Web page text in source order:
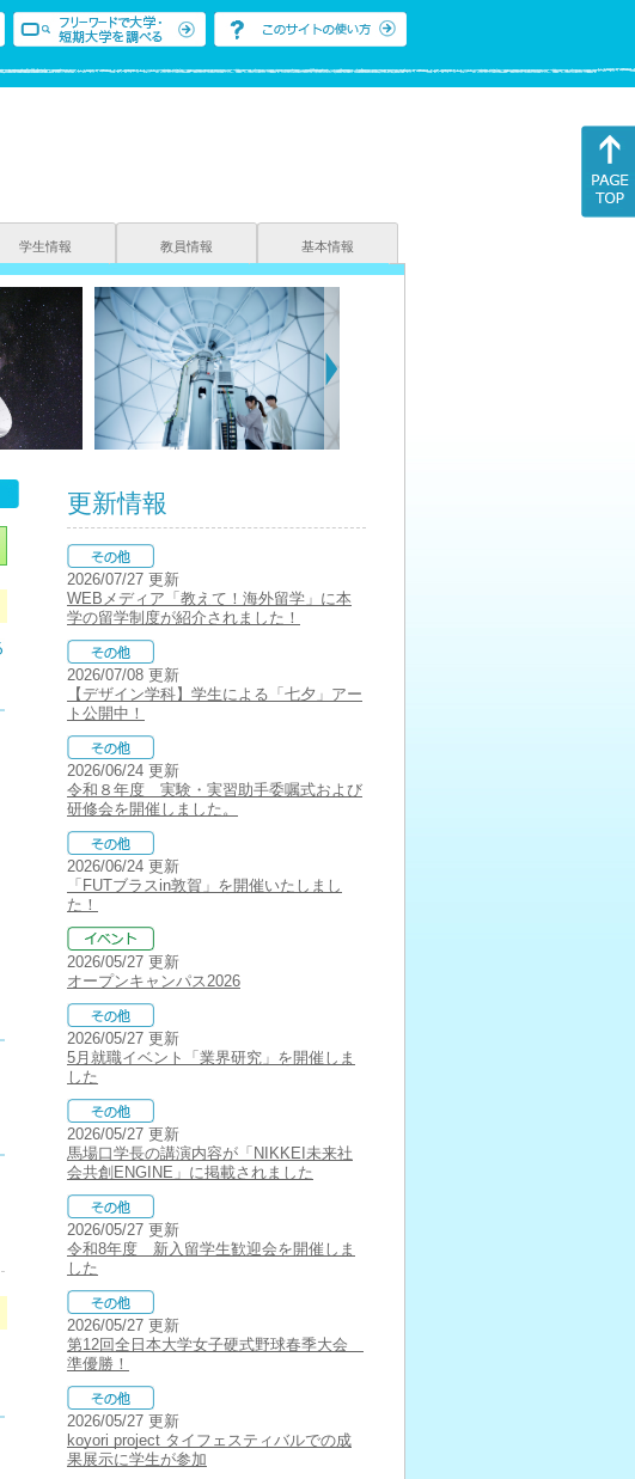
学生情報 教員情報 基本情報
更新情報
2026/07/27 更新
WEBメディア「教えて！海外留学」に本
学の留学制度が紹介されました！
2026/07/08 更新
【デザイン学科】学生による「七夕」アー
ト公開中！
2026/06/24 更新
令和８年度 実験・実習助手委嘱式および
研修会を開催しました。
2026/06/24 更新
「FUTブラスin敦賀」を開催いたしまし
た！
2026/05/27 更新
オープンキャンパス2026
2026/05/27 更新
5月就職イベント「業界研究」を開催しま
した
2026/05/27 更新
馬場口学長の講演内容が「NIKKEI未来社
会共創ENGINE」に掲載されました
2026/05/27 更新
令和8年度 新入留学生歓迎会を開催しま
した
2026/05/27 更新
第12回全日本大学女子硬式野球春季大会
準優勝！
2026/05/27 更新
koyori project タイフェスティバルでの成
果展示に学生が参加